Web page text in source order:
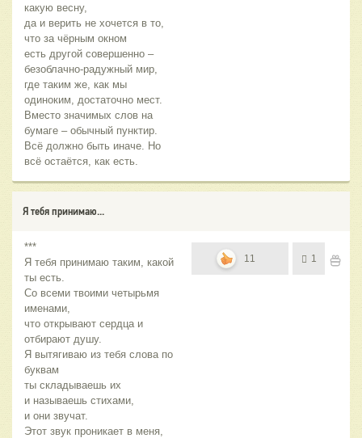
какую весну,
да и верить не хочется в то,
что за чёрным окном
есть другой совершенно –
безоблачно-радужный мир,
где таким же, как мы
одиноким, достаточно мест.
Вместо значимых слов на
бумаге – обычный пунктир.
Всё должно быть иначе. Но
всё остаётся, как есть.
Я тебя принимаю...
***
Я тебя принимаю таким, какой
ты есть.
Со всеми твоими четырьмя
именами,
что открывают сердца и
отбирают душу.
Я вытягиваю из тебя слова по
буквам
ты складываешь их
и называешь стихами,
и они звучат.
Этот звук проникает в меня,
11 1